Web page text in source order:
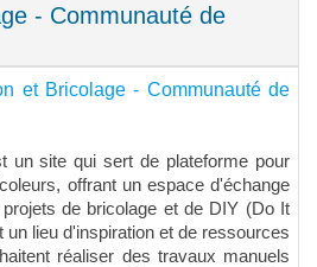
- Communauté de
et Bricolage - Communauté de
un site qui sert de plateforme pour
offrant un espace d'échange
de bricolage et de DIY (Do It
un lieu d'inspiration et de ressources
réaliser des travaux manuels